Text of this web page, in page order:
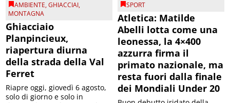
AMBIENTE,GHIACCIAI,
MONTAGNA
Ghiacciaio
Planpincieux,
riapertura diurna
della strada della Val
Ferret
Riapre oggi, giovedì 6 agosto,
solo di giorno e solo in
SPORT
Atletica: Matilde
Abelli lotta come una
leonessa, la 4×400
azzurra firma il
primato nazionale, ma
resta fuori dalla finale
dei Mondiali Under 20